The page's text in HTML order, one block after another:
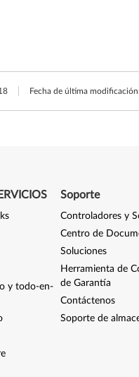
Fecha de última
y todo-en-
Soporte
Controladores y
Centro de
Soluciones
Herramienta de
de Garantía
Contáctenos
Soporte de